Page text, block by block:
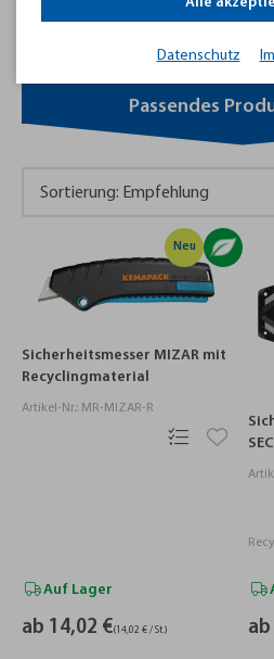
für die Benutzer. Wir bieten
Anwendungen geeignet sind.
Passendes
Neu
Sicherheitsmesser MIZAR mit
Recyclingmaterial
Artikel-Nr.: MR-MIZAR-R
Auf Lager
ab 14,02 €(14,02 € / St.) ab
Datenschutz